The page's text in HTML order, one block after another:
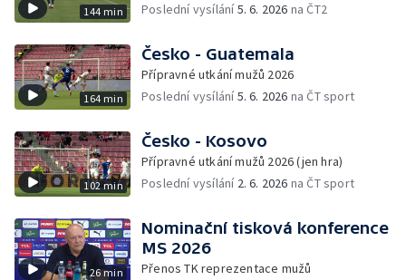
144 min
Poslední vysílání5. 6. 2026 na ČT2
164 min
Česko - Guatemala
Přípravné utkání mužů 2026
Poslední vysílání5. 6. 2026 na ČT sport
102 min
Česko - Kosovo
Přípravné utkání mužů 2026 (jen hra)
Poslední vysílání 2. 6. 2026 na ČT sport
26 min
Nominační tisková konference
MS 2026
Přenos TK reprezentace mužů